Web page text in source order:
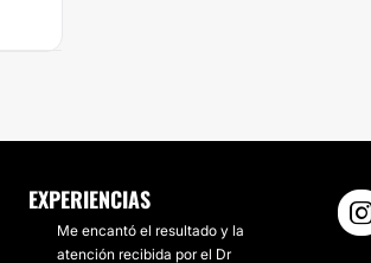
EXPERIENCIAS
Me encantó el resultado y la
atención recibida por el Dr